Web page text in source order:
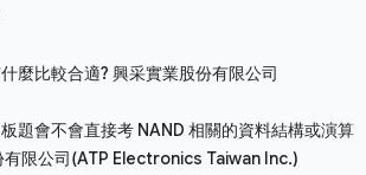
麼比較合適? 興采實業股份有限公司
題會不會直接考 NAND 相關的資料結構或演算
有限公司(ATP Electronics Taiwan Inc.)